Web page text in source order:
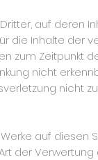
auf deren
die Inhalte der
zum Zeitpunkt
nicht
nicht
auf
der